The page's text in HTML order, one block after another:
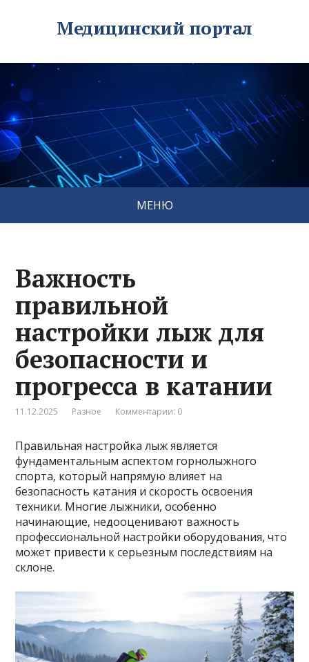
Медицинский портал
МЕНЮ
Важность
правильной
настройки лыж для
безопасности и
прогресса в катании
11.12.2025 Разное Комментарии: 0
Правильная настройка лыж является
фундаментальным аспектом горнолыжного
спорта, который напрямую влияет на
безопасность катания и скорость освоения
техники. Многие лыжники, особенно
начинающие, недооценивают важность
профессиональной настройки оборудования, что
может привести к серьезным последствиям на
склоне.